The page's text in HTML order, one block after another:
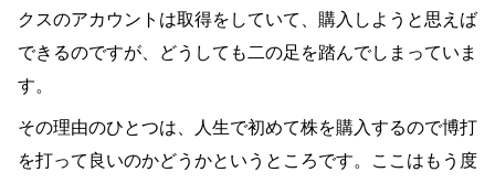
クスのアカウントは取得をしていて、購入しようと思えば
できるのですが、どうしても二の足を踏んでしまっていま
す。
その理由のひとつは、人生で初めて株を購入するので博打
を打って良いのかどうかというところです。ここはもう度